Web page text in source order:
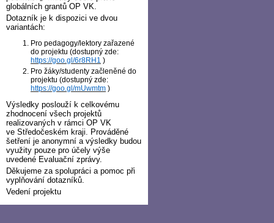
globálních grantů OP VK.
Dotazník je k dispozici ve dvou
variantách:
Pro pedagogy/lektory zařazené
do projektu (dostupný zde:
https://goo.gl/6r8RH1 )
Pro žáky/studenty začleněné do
projektu (dostupný zde:
https://goo.gl/mUwmtm )
Výsledky poslouží k celkovému
zhodnocení všech projektů
realizovaných v rámci OP VK
ve Středočeském kraji. Prováděné
šetření je anonymní a výsledky budou
využity pouze pro účely výše
uvedené Evaluační zprávy.
Děkujeme za spolupráci a pomoc při
vyplňování dotazníků.
Vedení projektu